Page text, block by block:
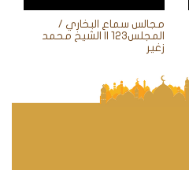
مجالس سماع البخاري /
المجلس123 || الشيخ محمد
زغير